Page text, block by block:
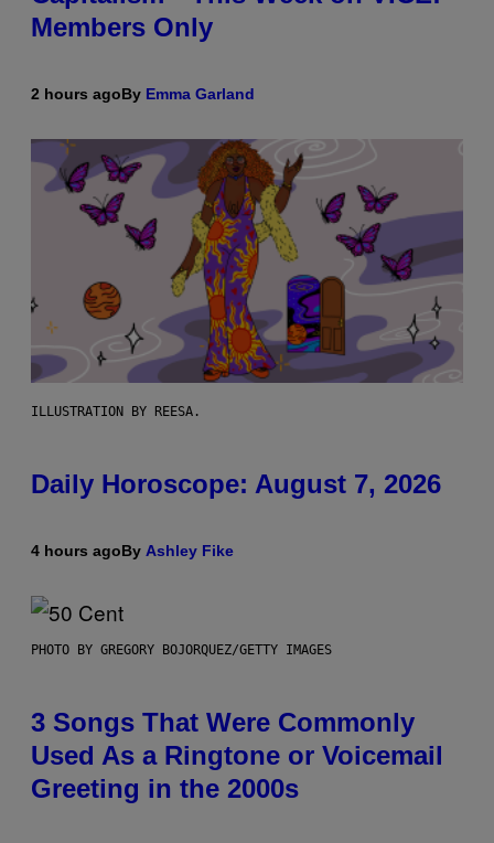
Members Only
2 hours agoBy Emma Garland
ILLUSTRATION BY REESA.
Daily Horoscope: August 7, 2026
4 hours agoBy Ashley Fike
PHOTO BY GREGORY BOJORQUEZ/GETTY IMAGES
3 Songs That Were Commonly
Used As a Ringtone or Voicemail
Greeting in the 2000s